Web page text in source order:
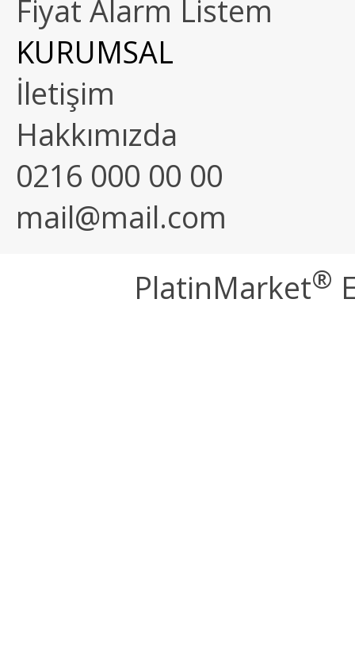
Fiyat Alarm Listem
KURUMSAL
İletişim
Hakkımızda
0216 000 00 00
mail@mail.com
PlatinMarket®